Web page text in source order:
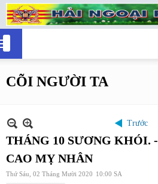
CÕI NGƯỜI TA
Trước
THÁNG 10 SƯƠNG KHÓI. -
CAO MỴ NHÂN
Thứ Sáu, 02 Tháng Mười 2020 10:00 SA